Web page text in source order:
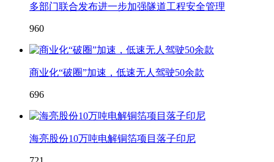
多部门联合发布进一步加强隧道工程安全管理
960
商业化“破圈”加速，低速无人驾驶50余款
696
海亮股份10万吨电解铜箔项目落子印尼